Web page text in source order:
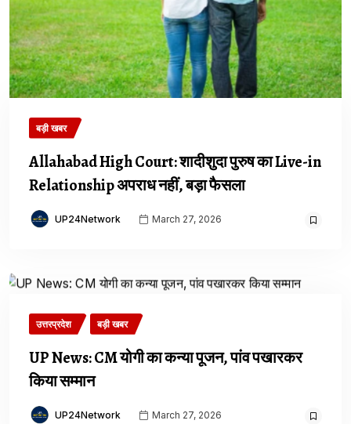
बड़ी खबर
Allahabad High Court: शादीशुदा पुरुष का Live-in
Relationship अपराध नहीं, बड़ा फैसला
UP24Network March 27, 2026
उत्तरप्रदेश बड़ी खबर
UP News: CM योगी का कन्या पूजन, पांव पखारकर
किया सम्मान
UP24Network March 27, 2026